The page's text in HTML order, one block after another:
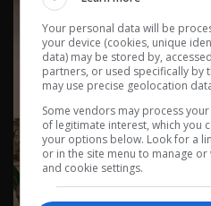
Your personal data will be
your device (cookies, unique
data) may be stored by,
partners, or used specifically by
may use precise geolocation
Some vendors may process
of legitimate interest, which you
your options below. Look for a
or in the site menu to manage
and cookie settings.